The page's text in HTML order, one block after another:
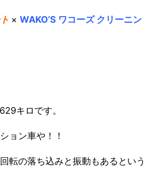
× WAKO’S ワコーズ クリーニン
キロです。
ョン車や！！
転の落ち込みと振動もあるという